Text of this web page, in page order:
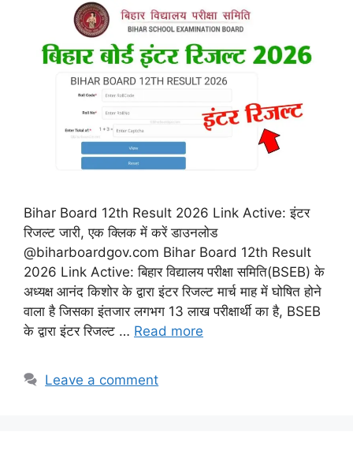
Bihar Board 12th Result 2026 Link Active: इंटर
रिजल्ट जारी, एक क्लिक में करें डाउनलोड
@biharboardgov.com Bihar Board 12th Result
2026 Link Active: बिहार विद्यालय परीक्षा समिति(BSEB) के
अध्यक्ष आनंद किशोर के द्वारा इंटर रिजल्ट मार्च माह में घोषित होने
वाला है जिसका इंतजार लगभग 13 लाख परीक्षार्थी का है, BSEB
के द्वारा इंटर रिजल्ट … Read more
Leave a comment